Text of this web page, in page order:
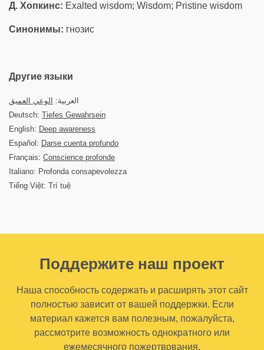
Д. Хопкинс: Exalted wisdom; Wisdom; Pristine wisdom
Синонимы: гнозис
Другие языки
العربية:
الوعي العميق
Deutsch: Tiefes Gewahrsein
English: Deep awareness
Español: Darse cuenta profundo
Français: Conscience profonde
Italiano: Profonda consapevolezza
Tiếng Việt: Trí tuệ
Поддержите наш проект
Наша способность содержать и расширять этот сайт
полностью зависит от вашей поддержки. Если
материал кажется вам полезным, пожалуйста,
рассмотрите возможность однократного или
ежемесячного пожертвования.